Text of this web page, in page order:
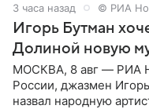
3 часа назад © РИА
Игорь Бутман
Долиной новую
МОСКВА, 8 авг — РИА
России, джазмен
назвал народную